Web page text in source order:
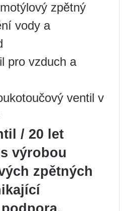
zpětný
vody a
pro vzduch a
ventil v
/ 20 let
výrobou
zpětných